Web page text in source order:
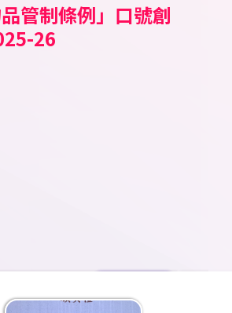
管制條例」口號創
26
2026
1
史人物」小學人文
告個人組季軍
告個人組優異獎
田徑錦標賽
2016組60米 季軍、
100米 殿軍
服親子設計比賽
球邀請賽
球邀請賽2026
卉展覽（花展）賽
分齡賽2026 (一)
童及少年田徑賽
足球賽 2025/26
2026）「閃耀之
金頒獎典禮
值得表揚學生獎勵
學生
學生
拳第二名
拳第二名
2025
軍
軍
季軍
子劍術 第四名
六名
九屆數學奧林匹克
異獎
九屆數學奧林匹克
異獎
城@中西區公民教
數學挑戰賽
獎
小五組個人賽優異